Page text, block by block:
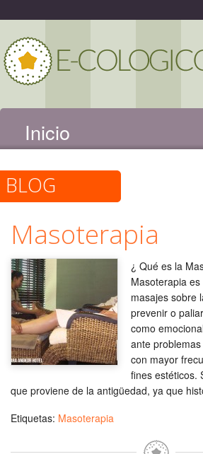
Inicio
BLOG
Masoterapia
¿ Qué es la
Masoterapia
masajes sobre
prevenir o
como
ante
con mayor
fines estéticos.
que proviene de la antigüedad, ya que
Etiquetas: Masoterapia